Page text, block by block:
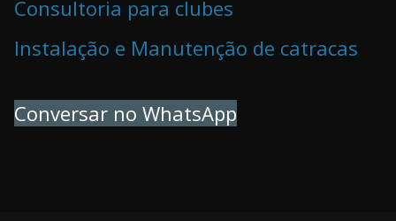
Consultoria para clubes
Instalação e Manutenção de catracas
Conversar no WhatsApp